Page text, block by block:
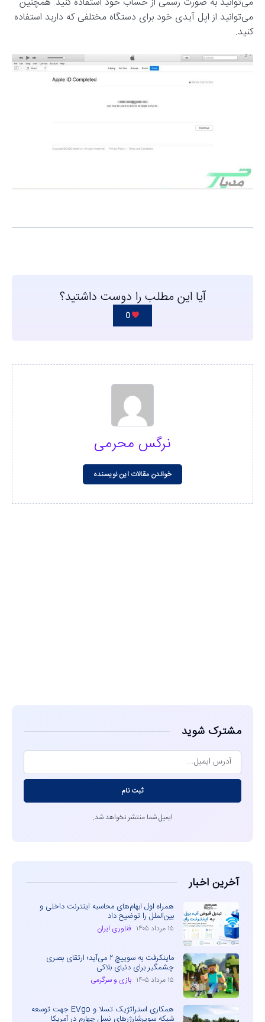
می‌توانید از اپل آیدی خود برای دستگاه مختلفی که دارید استفاده
کنید.
آیا این مطلب را دوست داشتید؟
0
نرگس محرمی
خواندن مقالات این نویسنده
مشترک شوید
ثبت نام
ایمیل شما منتشر نخواهد شد.
آخرین اخبار
همراه اول ابهام‌های محاسبه اینترنت داخلی و
بین‌الملل را توضیح داد
۱۵ مرداد ۱۴۰۵ فناوری ایران
ماینکرفت به سوییچ ۲ می‌آید؛ ارتقای بصری
چشمگیر برای دنیای بلاکی
۱۵ مرداد ۱۴۰۵ بازی و سرگرمی
همکاری استراتژیک تسلا و EVgo جهت توسعه
شبکه سوپرشارژرهای نسل چهارم در آمریکا